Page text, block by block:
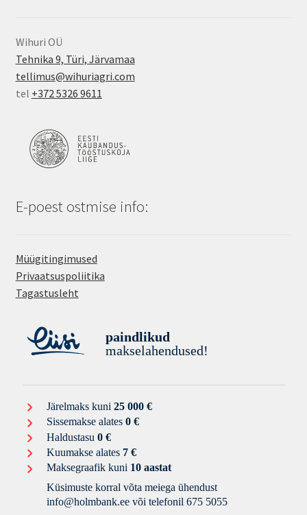
Wihuri OÜ
Tehnika 9, Türi, Järvamaa
tellimus@wihuriagri.com
tel +372 5326 9611
E-poest ostmise info:
Müügitingimused
Privaatsuspoliitika
Tagastusleht